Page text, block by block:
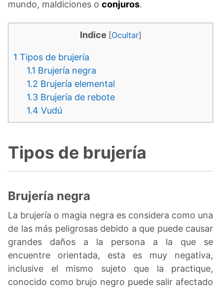
mundo, maldiciones o conjuros.
Indice [Ocultar]
1 Tipos de brujería
1.1 Brujería negra
1.2 Brujería elemental
1.3 Brujería de rebote
1.4 Vudú
Tipos de brujería
Brujería negra
La brujería o magia negra es considera como una
de las más peligrosas debido a que puede causar
grandes daños a la persona a la que se
encuentre orientada, esta es muy negativa,
inclusive el mismo sujeto que la practique,
conocido como brujo negro puede salir afectado